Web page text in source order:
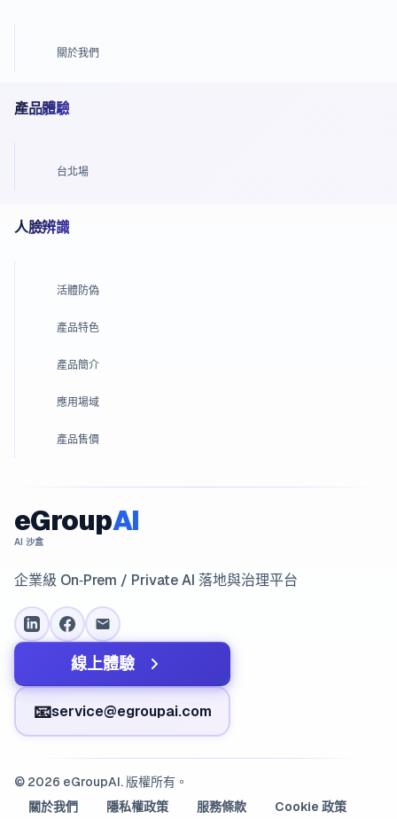
關於我們
產品體驗
台北場
人臉辨識
活體防偽
產品特色
產品簡介
應用場域
產品售價
eGroupAI
AI 沙盒
企業級 On‑Prem / Private AI 落地與治理平台
線上體驗
📧service@egroupai.com
© 2026 eGroupAI. 版權所有。
關於我們
隱私權政策 服務條款 Cookie 政策